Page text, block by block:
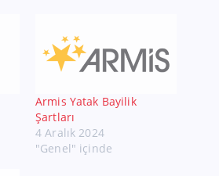
Armis Yatak Bayilik
Şartları
4 Aralık 2024
"Genel" içinde